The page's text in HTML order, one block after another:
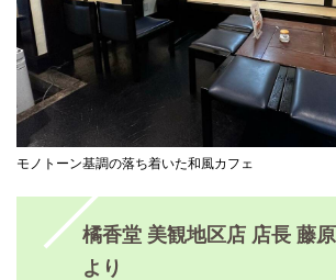
モノトーン基調の落ち着いた和風カフェ
橘香堂 美観地区店 店長 藤
より